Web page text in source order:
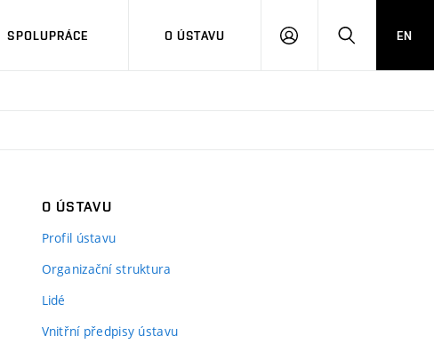
SPOLUPRÁCE O ÚSTAVU
PŘIHLÁSITHLEDAT
EN
O ÚSTAVU
Profil ústavu
Organizační struktura
Lidé
Vnitřní předpisy ústavu